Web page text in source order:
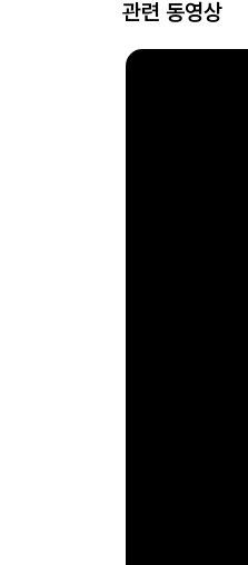
관련 동영상